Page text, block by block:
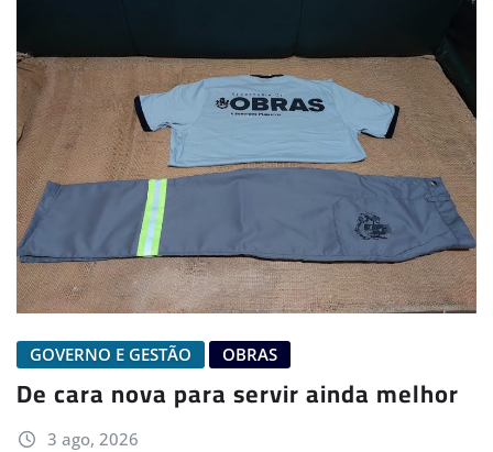
GOVERNO E GESTÃO OBRAS
De cara nova para servir ainda melhor
3 ago, 2026